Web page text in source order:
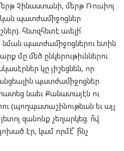
Չինաստանի, մերթ Ռուսիոյ
պատժամիջոցներ
հետզհետէ աւելի՛
պատժամիջոցներու ետին
մը մեծ ընկերութիւններու
կը յիշեցնեն, որ
պատժամիջոցներ
նաեւ Քանատայէն ու
(պողպատաշինութեան եւ այլ
զանոնք չեղարկեց. ո՞վ
էր, կամ որմէ՞ ի՞նչ